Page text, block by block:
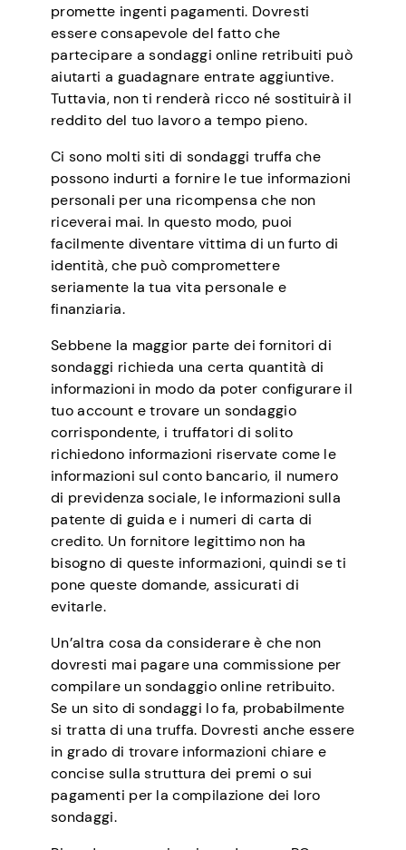
promette ingenti pagamenti. Dovresti
essere consapevole del fatto che
partecipare a sondaggi online retribuiti può
aiutarti a guadagnare entrate aggiuntive.
Tuttavia, non ti renderà ricco né sostituirà il
reddito del tuo lavoro a tempo pieno.
Ci sono molti siti di sondaggi truffa che
possono indurti a fornire le tue informazioni
personali per una ricompensa che non
riceverai mai. In questo modo, puoi
facilmente diventare vittima di un furto di
identità, che può compromettere
seriamente la tua vita personale e
finanziaria.
Sebbene la maggior parte dei fornitori di
sondaggi richieda una certa quantità di
informazioni in modo da poter configurare il
tuo account e trovare un sondaggio
corrispondente, i truffatori di solito
richiedono informazioni riservate come le
informazioni sul conto bancario, il numero
di previdenza sociale, le informazioni sulla
patente di guida e i numeri di carta di
credito. Un fornitore legittimo non ha
bisogno di queste informazioni, quindi se ti
pone queste domande, assicurati di
evitarle.
Un’altra cosa da considerare è che non
dovresti mai pagare una commissione per
compilare un sondaggio online retribuito.
Se un sito di sondaggi lo fa, probabilmente
si tratta di una truffa. Dovresti anche essere
in grado di trovare informazioni chiare e
concise sulla struttura dei premi o sui
pagamenti per la compilazione dei loro
sondaggi.